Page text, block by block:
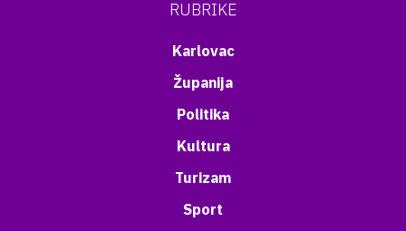
RUBRIKE
Karlovac
Županija
Politika
Kultura
Turizam
Sport